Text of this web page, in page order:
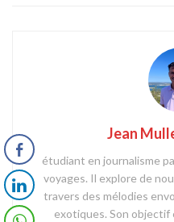
Jean
étudiant en journalisme
voyages. Il explore de
travers des mélodies
exotiques. Son objectif